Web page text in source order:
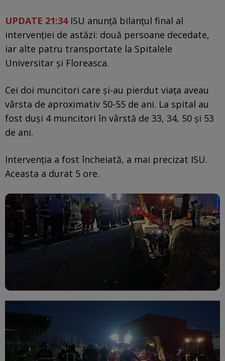
UPDATE 21:34ISU anunță bilanțul final al
intervenției de astăzi: două persoane decedate,
iar alte patru transportate la Spitalele
Universitar și Floreasca.
Cei doi muncitori care și-au pierdut viața aveau
vârsta de aproximativ 50-55 de ani. La spital au
fost duși 4 muncitori în vârstă de 33, 34, 50 și 53
de ani.
Intervenția a fost încheiată, a mai precizat ISU.
Aceasta a durat 5 ore.